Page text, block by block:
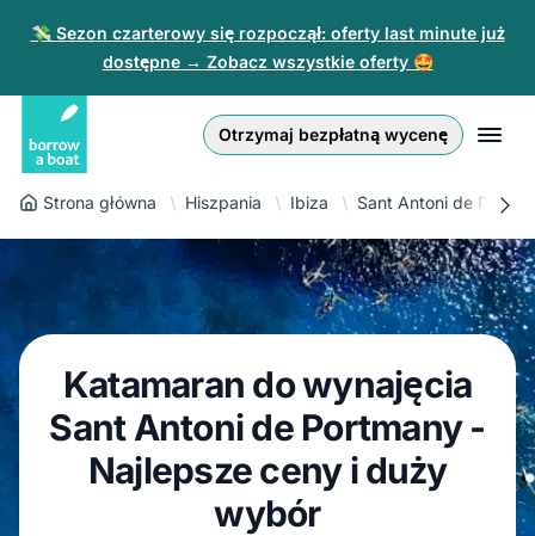
💸 Sezon czarterowy się rozpoczął: oferty last minute już
dostępne → Zobacz wszystkie oferty 🤩
Otrzymaj bezpłatną wycenę
Zaloguj się
Zarejestruj się
Dla partnerów
Pomoc
PL PLN
Euro
Złoty
English (UK)
Nederlands
Español
Français
Polski
Strona główna Hiszpania Ibiza Sant Antoni de
Katamaran do wynajęcia
Sant Antoni de Portmany -
Najlepsze ceny i duży
wybór